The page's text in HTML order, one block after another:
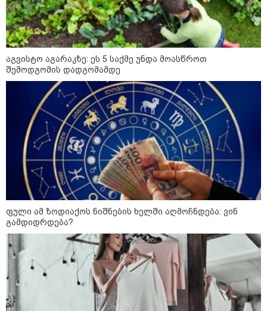
გამდიდრდება?
როგორ ჩავიცვათ 40 წლის
შემდეგ: მილიონერების
სტილისტის 8 ოქროს წესი და
აუცილებელი სამოსი
მსოფლიო
აგვისტო აგარაკზე: ეს 5 საქმე უნდა მოასწროთ
შემოდგომის დადგომამდე
ფული ამ ზოდიაქოს ნიშნების ხელში აღმოჩნდება: ვინ
გამდიდრდება?